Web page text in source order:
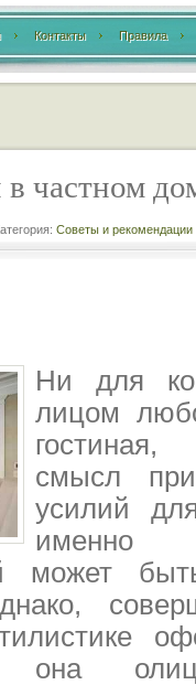
Контакты Правила
частном
Советы и рекомендации
Ни для
лицом
смысл
усилий
именно
может
она